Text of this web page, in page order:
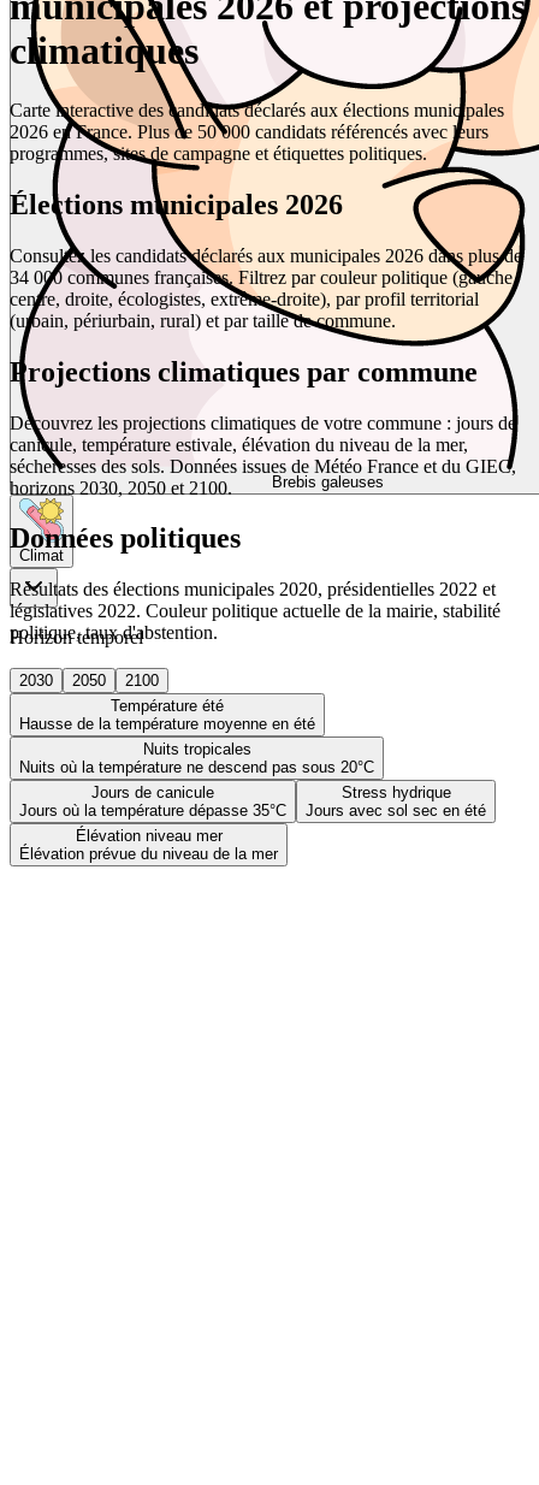
Brebis galeuses
Climat
Horizon temporel
2030 2050
2100
Température été
Hausse de la température moyenne en été
Nuits tropicales
Nuits où la température ne descend pas sous 20°C
Jours de canicule
Jours où la température dépasse 35°C
Stress hydrique
Jours avec sol sec en été
Élévation niveau mer
Élévation prévue du niveau de la mer
climatiques
Carte interactive des candidats déclarés aux élections municipales
2026 en France. Plus de 50 000 candidats référencés avec leurs
programmes, sites de campagne et étiquettes politiques.
Élections municipales 2026
Consultez les candidats déclarés aux municipales 2026 dans plus de
34 000 communes françaises. Filtrez par couleur politique (gauche,
centre, droite, écologistes, extrême-droite), par profil territorial
(urbain, périurbain, rural) et par taille de commune.
Projections climatiques par commune
Découvrez les projections climatiques de votre commune : jours de
canicule, température estivale, élévation du niveau de la mer,
sécheresses des sols. Données issues de Météo France et du GIEC,
horizons 2030, 2050 et 2100.
Données politiques
Résultats des élections municipales 2020, présidentielles 2022 et
législatives 2022. Couleur politique actuelle de la mairie, stabilité
politique, taux d'abstention.